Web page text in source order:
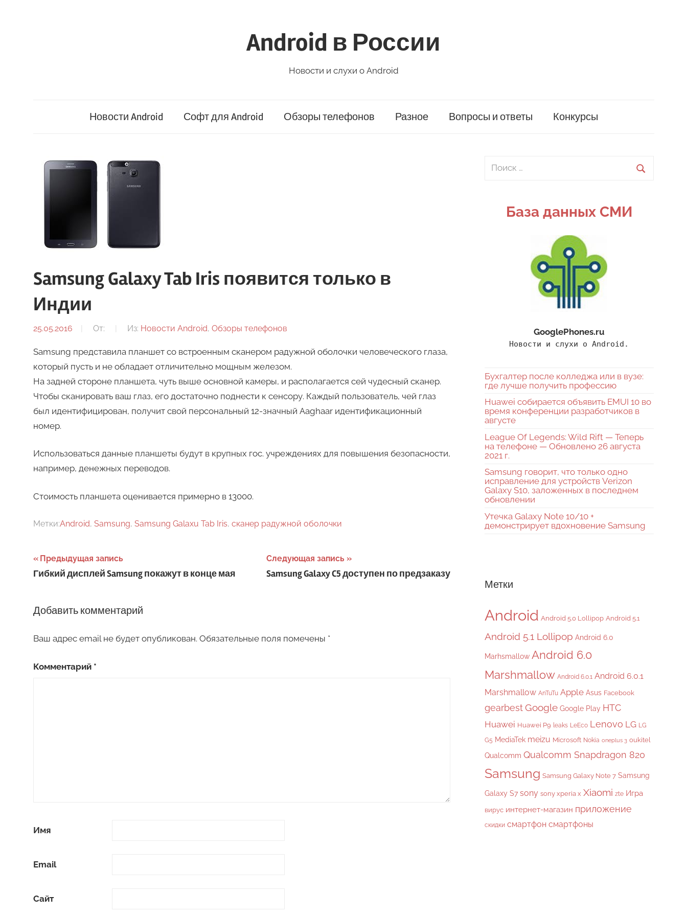
Android в России
Новости и слухи о Android
Новости Android Софт для Android Обзоры телефонов Разное Вопросы и ответы Конкурсы
Samsung Galaxy Tab Iris появится только в
Индии
25.05.2016 От: Из: Новости Android, Обзоры телефонов
Samsung представила планшет со встроенным сканером радужной оболочки человеческого глаза,
который пусть и не обладает отличительно мощным железом.
На задней стороне планшета, чуть выше основной камеры, и располагается сей чудесный сканер.
Чтобы сканировать ваш глаз, его достаточно поднести к сенсору. Каждый пользователь, чей глаз
был идентифицирован, получит свой персональный 12-значный Aaghaar идентификационный
номер.
Использоваться данные планшеты будут в крупных гос. учреждениях для повышения безопасности,
например, денежных переводов.
Стоимость планшета оценивается примерно в 13000.
Метки:Android, Samsung, Samsung Galaxu Tab Iris, сканер радужной оболочки
Навигация
по
Предыдущая запись
Гибкий дисплей Samsung покажут в конце мая
Следующая запись
Samsung Galaxy C5 доступен по предзаказу
Добавить комментарий
Ваш адрес email не будет опубликован. Обязательные поля помечены *
Комментарий *
Имя
Email
Сайт
Поиск
База данных СМИ
GooglePhones.ru
Новости и слухи о Android.
Бухгалтер после колледжа или в вузе:
где лучше получить профессию
Huawei собирается объявить EMUI 10 во
время конференции разработчиков в
августе
League Of Legends: Wild Rift — Теперь
на телефоне — Обновлено 26 августа
2021 г.
Samsung говорит, что только одно
исправление для устройств Verizon
Galaxy S10, заложенных в последнем
обновлении
Утечка Galaxy Note 10/10 +
демонстрирует вдохновение Samsung
Метки
Android Android 5.0 Lollipop Android 5.1
Android 5.1 Lollipop Android 6.0
Marhsmallow Android 6.0
Marshmallow Android 6.0.1 Android 6.0.1
Marshmallow AnTuTu Apple Asus Facebook
gearbestGoogle Google Play HTC
Huawei Huawei P9 leaks LeEco Lenovo LG LG
G5 MediaTek meizu Microsoft Nokia oneplus 3 oukitel
Qualcomm Qualcomm Snapdragon 820
Samsung Samsung Galaxy Note 7 Samsung
Galaxy S7 sony sony xperia x Xiaomi zte Игра
вирус интернет-магазин приложение
скидки смартфон смартфоны